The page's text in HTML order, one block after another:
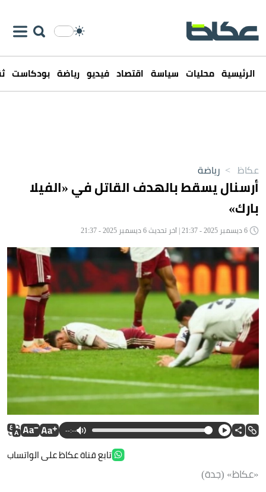
الرئيسية محليات سياسة اقتصاد فيديو رياضة بودكاست
عكاظ > رياضة
أرسنال يسقط بالهدف القاتل في «الفيلا
بارك»
--:--
تابع قناة عكاظ على الواتساب
«عكاظ» (جدة)